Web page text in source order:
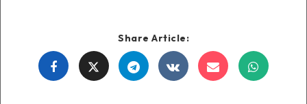
Share Article:
Share
Share Share Share Share Share